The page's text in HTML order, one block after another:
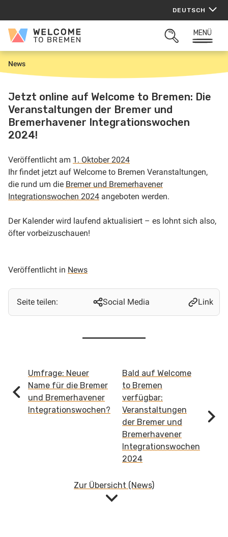
springen
DEUTSCH
Welcome
SUCHFELD
MENÜ
S
t
r
t
News
Jetzt online auf Welcome to Bremen: Die
Veranstaltungen der Bremer und
Bremerhavener Integrationswochen
2024!
Veröffentlicht am 1. Oktober 2024
Ihr findet jetzt auf Welcome to Bremen Veranstaltungen,
die rund um die Bremer und Bremerhavener
Integrationswochen 2024 angeboten werden.
Der Kalender wird laufend aktualisiert – es lohnt sich also,
öfter vorbeizuschauen!
Veröffentlicht in News
Seite teilen: Social Media Link
Reading
Umfrage: Neuer
Name für die Bremer
und Bremerhavener
Integrationswochen?
Zur Übersicht (News)
Bald auf Welcome
to Bremen
verfügbar:
Veranstaltungen
der Bremer und
Bremerhavener
Integrationswochen
2024